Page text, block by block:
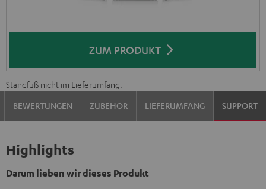
ZUM PRODUKT
Standfuß nicht im Lieferumfang.
BEWERTUNGEN
ZUBEHÖR LIEFERUMFANG SUPPORT
Highlights
Darum lieben wir dieses Produkt